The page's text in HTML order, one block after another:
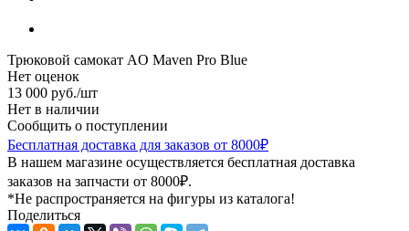
Трюковой самокат AO Maven Pro Blue
Нет оценок
13 000 руб./шт
Нет в наличии
Сообщить о поступлении
Бесплатная доставка для заказов от 8000₽
В нашем магазине осуществляется бесплатная доставка
заказов на запчасти от 8000₽.
*Не распространяется на фигуры из каталога!
Поделиться